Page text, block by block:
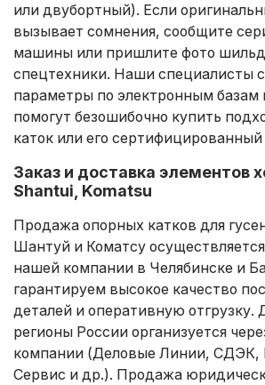
или двубортный). Если
вызывает сомнения, сообщите
машины или пришлите фото
спецтехники. Наши специалисты
параметры по электронным базам
помогут безошибочно купить
каток или его сертифицированный
Заказ и доставка элементов
Shantui, Komatsu
Продажа опорных катков для
Шантуй и Коматсу
нашей компании в Челябинске и
гарантируем высокое качество
деталей и оперативную отгрузку.
регионы России организуется
компании (Деловые Линии, СДЭК,
Сервис и др.). Продажа